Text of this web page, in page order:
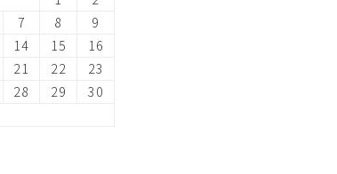
7 8
9
14 15
16
21 22
23
28 29
30